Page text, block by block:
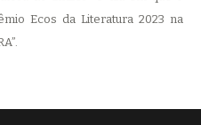
Ecos da Literatura 2023 na